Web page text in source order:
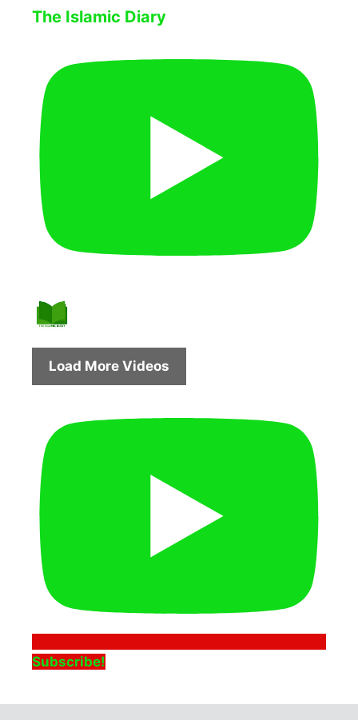
The Islamic Diary
Load More Videos
Subscribe!